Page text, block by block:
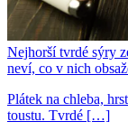
Nejhorší tvrdé sýry
neví, co v nich
Plátek na chleba,
toustu. Tvrdé […]